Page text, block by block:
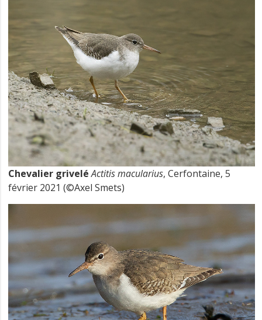
Chevalier grivelé Actitis macularius, Cerfontaine, 5
février 2021 (©Axel Smets)